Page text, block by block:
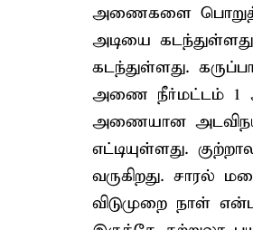
அணைகளை
அடியை
கடந்துள்ளது.
அணை நீர்மட்டம் 1
அணையான
எட்டியுள்ளது.
வருகிறது. சாரல்
விடுமுறை நாள்